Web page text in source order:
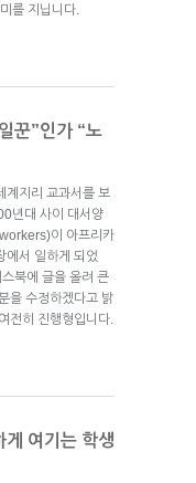
를 지닙니다.
꾼”인가 “노
계지리 교과서를 보
년대 사이 대서양
이 아프리카
에서 일하게 되었
북에 글을 올려 큰
을 수정하겠다고 밝
전히 진행형입니다.
게 여기는 학생